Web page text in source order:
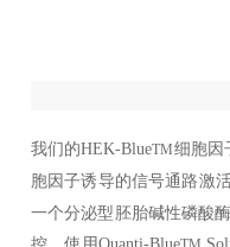
我们的HEK-BlueTM细胞因
胞因子诱导的信号通路激
一个分泌型胚胎碱性磷酸